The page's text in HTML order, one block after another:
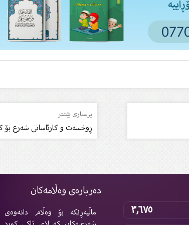
پرسیاری پێشتر
ڕوخسەت و کارئاسانی شەرع بۆ
٣,٦٧٥
دەربارەی وەڵامەکان
ماڵپەڕێکە بۆ وەڵام دانەوەی